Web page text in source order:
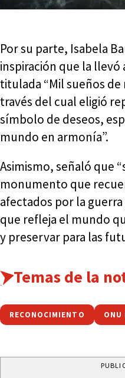
Por su parte, Isabela
inspiración que la llevó
titulada “Mil sueños de
través del cual eligió
símbolo de deseos,
mundo en armonía”.
Asimismo, señaló que
monumento que
afectados por la
que refleja el mundo
y preservar para las
Temas de la
RECONOCIMIENTO ONU